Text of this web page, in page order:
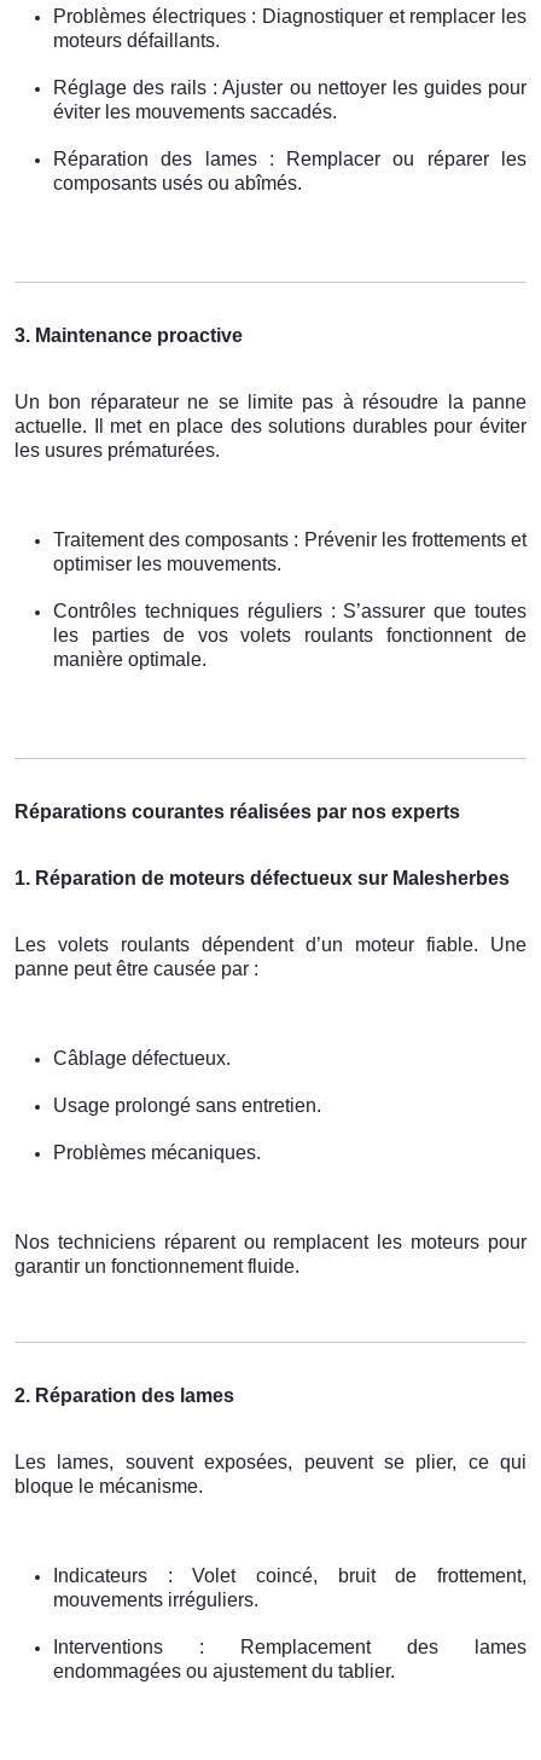
Problèmes électriques : Diagnostiquer et remplacer les
moteurs défaillants.
Réglage des rails : Ajuster ou nettoyer les guides pour
éviter les mouvements saccadés.
Réparation des lames : Remplacer ou réparer les
composants usés ou abîmés.
3. Maintenance proactive
Un bon réparateur ne se limite pas à résoudre la panne
actuelle. Il met en place des solutions durables pour éviter
les usures prématurées.
Traitement des composants : Prévenir les frottements et
optimiser les mouvements.
Contrôles techniques réguliers : S’assurer que toutes
les parties de vos volets roulants fonctionnent de
manière optimale.
Réparations courantes réalisées par nos experts
1. Réparation de moteurs défectueux sur Malesherbes
Les volets roulants dépendent d’un moteur fiable. Une
panne peut être causée par :
Câblage défectueux.
Usage prolongé sans entretien.
Problèmes mécaniques.
Nos techniciens réparent ou remplacent les moteurs pour
garantir un fonctionnement fluide.
2. Réparation des lames
Les lames, souvent exposées, peuvent se plier, ce qui
bloque le mécanisme.
Indicateurs : Volet coincé, bruit de frottement,
mouvements irréguliers.
Interventions : Remplacement des lames
endommagées ou ajustement du tablier.